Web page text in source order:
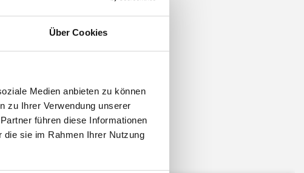
Über Cookies
Medien anbieten zu können
zu Ihrer Verwendung unserer
führen diese Informationen
die sie im Rahmen Ihrer Nutzung